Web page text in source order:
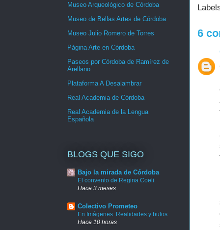
6
Museo Arqueológico de Córdoba
Museo de Bellas Artes de Córdoba
Museo Julio Romero de Torres
Página Arte en Córdoba
Paseos por Córdoba de Ramírez de
Arellano
Plataforma A Desalambrar
Real Academia de Córdoba
Real Academia de la Lengua
Española
BLOGS QUE SIGO
Bajo la mirada de Córdoba
El convento de Regina Coeli
Hace 3 meses
Colectivo Prometeo
En Imágenes: Realidades y bulos
Hace 10 horas